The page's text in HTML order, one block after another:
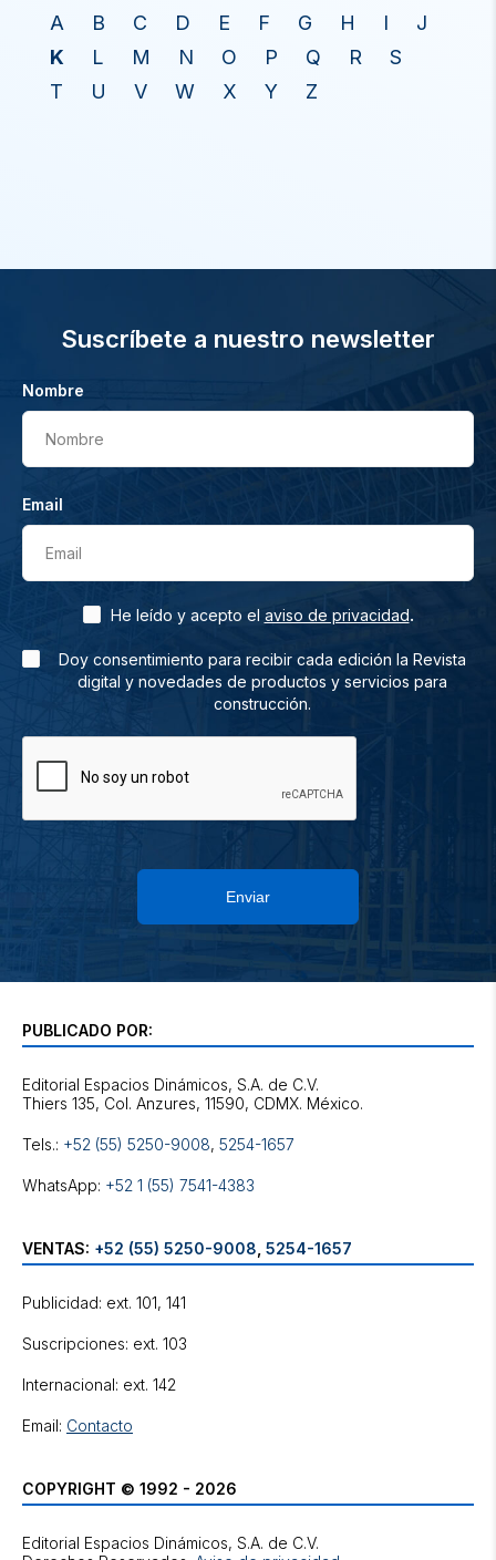
A
B C D E F G H I
J
K
L M N O P Q R
S
T
U V W X Y Z
Suscríbete a nuestro newsletter
Nombre
Nombre
Email
Email
He leído y acepto el aviso de privacidad.
Doy consentimiento para recibir cada edición la Revista
digital y novedades de productos y servicios para
construcción.
Enviar
PUBLICADO POR:
Editorial Espacios Dinámicos, S.A. de C.V.
Tels.: +52 (55) 5250-9008, 5254-1657
WhatsApp: +52 1 (55) 7541-4383
VENTAS: +52 (55) 5250-9008 5254-1657
Publicidad: ext. 101, 141
Suscripciones: ext. 103
Internacional: ext. 142
Email: Contacto
COPYRIGHT © 1992 - 2026
Editorial Espacios Dinámicos, S.A. de C.V.